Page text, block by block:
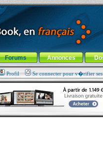
Forums Annonces
Profil Se connecter pour v�rifier